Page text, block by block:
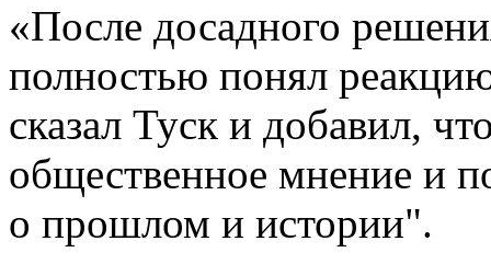
«После досадного
полностью понял
сказал Туск и добавил,
общественное мнение и
о прошлом и истории".